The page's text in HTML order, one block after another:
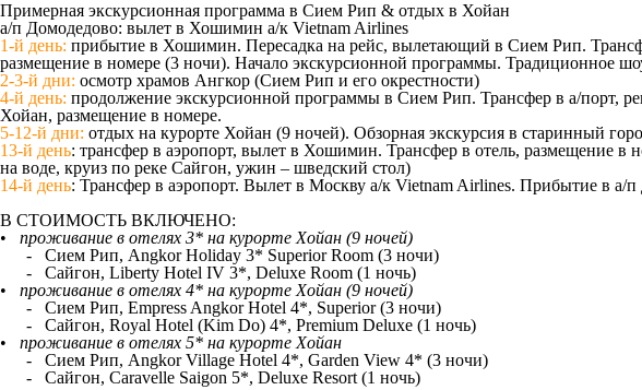
Примерная экскурсионная программа в Сием Рип & отдых в Хойан
а/п Домодедово: вылет в Хошимин а/к Vietnam Airlines
1-й день: прибытие в Хошимин. Пересадка на рейс, вылетающий в Сием Рип.
размещение в номере (3 ночи). Начало экскурсионной программы. Традиционное
2-3-й дни: осмотр храмов Ангкор (Сием Рип и его окрестности)
4-й день: продолжение экскурсионной программы в Сием Рип. Трансфер в а/порт,
Хойан, размещение в номере.
5-12-й дни: отдых на курорте Хойан (9 ночей). Обзорная экскурсия в старинный
13-й день: трансфер в аэропорт, вылет в Хошимин. Трансфер в отель, размещение
на воде, круиз по реке Сайгон, ужин – шведский стол)
14-й день: Трансфер в аэропорт. Вылет в Москву а/к Vietnam Airlines. Прибытие в а/
В СТОИМОСТЬ ВКЛЮЧЕНО:
•
проживание в отелях 3* на курорте Хойан (9 ночей)
- Сием Рип, Angkor Holiday 3* Superior Room (3 ночи)
- Сайгон, Liberty Hotel IV 3*, Deluxe Room (1 ночь)
•
проживание в отелях 4* на курорте Хойан (9 ночей)
- Сием Рип, Empress Angkor Hotel 4*, Superior (3 ночи)
- Сайгон, Royal Hotel (Kim Do) 4*, Premium Deluxe (1 ночь)
•
проживание в отелях 5* на курорте Хойан
- Сием Рип, Angkor Village Hotel 4*, Garden View 4* (3 ночи)
- Сайгон, Caravelle Saigon 5*, Deluxe Resort (1 ночь)